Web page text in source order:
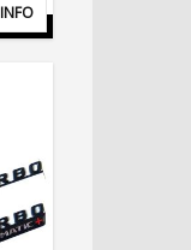
Lägg till i favoriter
INFO